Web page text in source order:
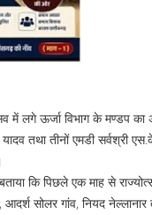
में लगे ऊर्जा विभाग के मण्डप
तथा तीनों एमडी सर्वश्री
कि पिछले एक माह से
सोलर गांव, नियद